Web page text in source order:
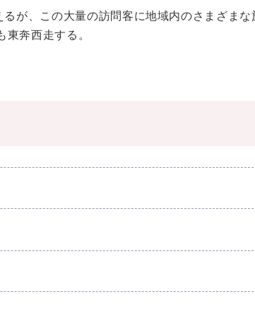
が、この大量の訪問客に地域内のさまざまな
奔西走する。